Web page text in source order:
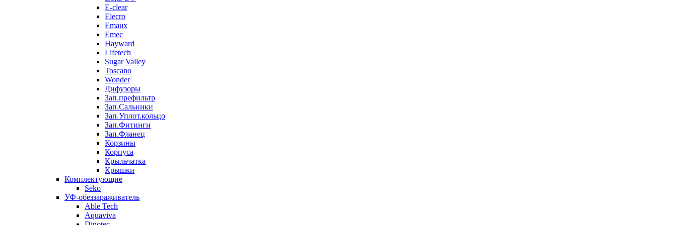
E-clear
Elecro
Emaux
Emec
Hayward
Lifetech
Sugar Valley
Toscano
Wonder
Дифузоры
Зап.префильтр
Зап.Сальники
Зап.Уплот.кольцо
Зап.Фитинги
Зап.Фланец
Корзины
Корпуcа
Крыльчатка
Крышки
Комплектующие
Seko
УФ-обеззараживатель
Able Tech
Aquaviva